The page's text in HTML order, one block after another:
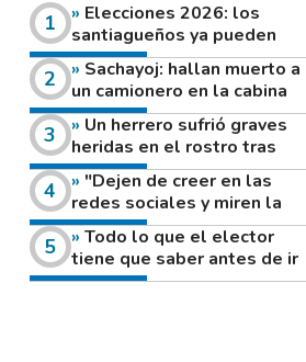
Elecciones 2026: los
santiagueños ya pueden
consultar dónde votan este
domingo
Sachayoj: hallan muerto a
un camionero en la cabina
de su vehículo a la vera de
un camino rural
Un herrero sufrió graves
heridas en el rostro tras
reventar el disco de una
amoladora
"Dejen de creer en las
redes sociales y miren la
heladera de sus casas": el
fuerte mensaje de una joven
que votó por primera vez
Todo lo que el elector
tiene que saber antes de ir
a votar este domingo